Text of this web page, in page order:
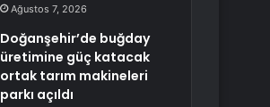
Ağustos 7, 2026
Doğanşehir’de buğday
üretimine güç katacak
ortak tarım makineleri
parkı açıldı